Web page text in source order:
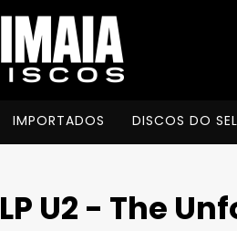
IMPORTADOS DISCOS DO
LP U2 - The